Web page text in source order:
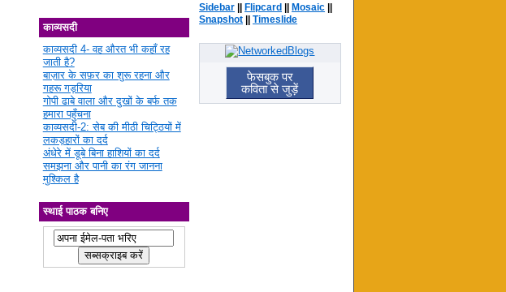
काव्यसदी
काव्यसदी 4- वह औरत भी कहाँ रह
जाती है?
बाज़ार के सफ़र का शुरू रहना और
गहरू गड़रिया
गोपी ढाबे वाला और दुखों के बर्फ तक
हमारा पहुँचना
काव्यसदी-2: सेब की मीठी चिट्ठियों में
लकड़हारों का दर्द
अंधेरे में डूबे बिना हाशियों का दर्द
समझना और पानी का रंग जानना
मुश्किल है
स्थाई पाठक बनिए
Sidebar ||Flipcard ||Mosaic ||
Snapshot ||Timeslide
फेसबुक पर
कविता से जुड़ें